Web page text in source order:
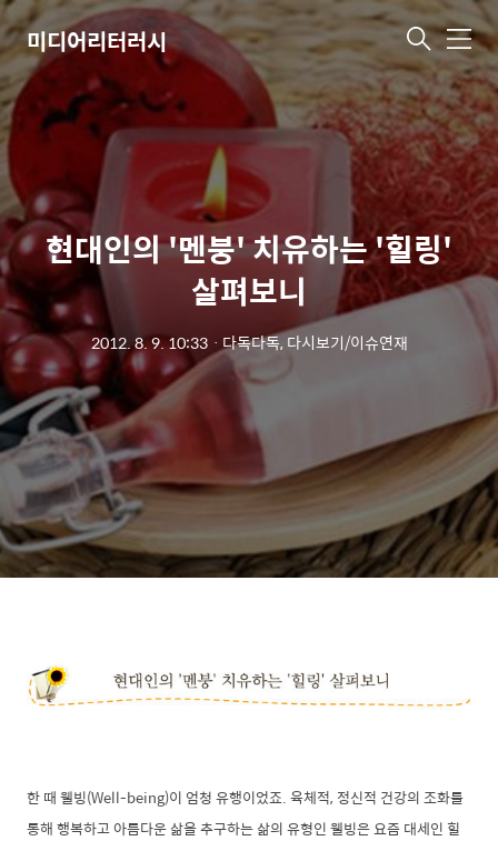
미디어리터러시 메
뉴
현대인의 '멘붕' 치유하는 '힐링'
살펴보니
2012. 8. 9. 10:33ㆍ 다독다독, 다시보기/이슈연재
한 때 웰빙(Well-being)이 엄청 유행이었죠. 육체적, 정신적 건강의 조화를
통해 행복하고 아름다운 삶을 추구하는 삶의 유형인 웰빙은 요즘 대세인 힐